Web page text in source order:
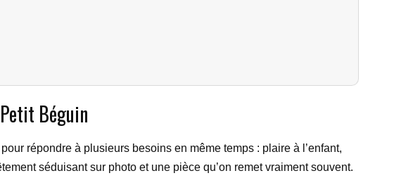
Béguin
répondre à plusieurs besoins en même temps : plaire à l’enfant,
séduisant sur photo et une pièce qu’on remet vraiment souvent.